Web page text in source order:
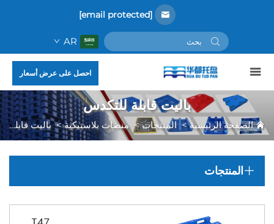
[email protected]
AR
احصل على عرض أسعار
باليت قابلة للتكدس
الصفحة الرئيسية>المنتجات>منصات بلاستيكية>باليت قابلة للتكدس
المنتجات